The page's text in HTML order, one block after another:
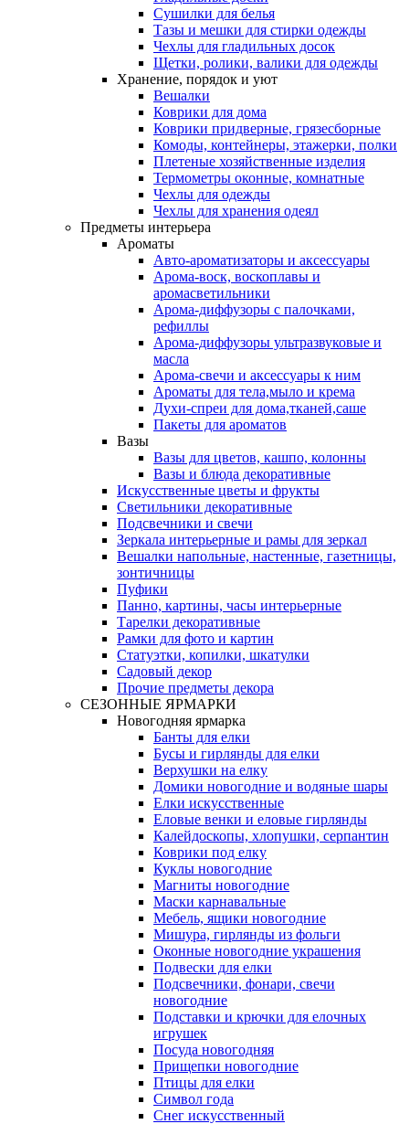
Сушилки для белья
Тазы и мешки для стирки одежды
Чехлы для гладильных досок
Щетки, ролики, валики для одежды
Хранение, порядок и уют
Вешалки
Коврики для дома
Коврики придверные, грязесборные
Комоды, контейнеры, этажерки, полки
Плетеные хозяйственные изделия
Термометры оконные, комнатные
Чехлы для одежды
Чехлы для хранения одеял
Предметы интерьера
Ароматы
Авто-ароматизаторы и аксессуары
Арома-воск, воскоплавы и
аромасветильники
Арома-диффузоры с палочками,
рефиллы
Арома-диффузоры ультразвуковые и
масла
Арома-свечи и аксессуары к ним
Ароматы для тела,мыло и крема
Духи-спреи для дома,тканей,саше
Пакеты для ароматов
Вазы
Вазы для цветов, кашпо, колонны
Вазы и блюда декоративные
Искусственные цветы и фрукты
Светильники декоративные
Подсвечники и свечи
Зеркала интерьерные и рамы для зеркал
Вешалки напольные, настенные, газетницы,
зонтичницы
Пуфики
Панно, картины, часы интерьерные
Тарелки декоративные
Рамки для фото и картин
Статуэтки, копилки, шкатулки
Садовый декор
Прочие предметы декора
СЕЗОННЫЕ ЯРМАРКИ
Новогодняя ярмарка
Банты для елки
Бусы и гирлянды для елки
Верхушки на елку
Домики новогодние и водяные шары
Елки искусственные
Еловые венки и еловые гирлянды
Калейдоскопы, хлопушки, серпантин
Коврики под елку
Куклы новогодние
Магниты новогодние
Маски карнавальные
Мебель, ящики новогодние
Мишура, гирлянды из фольги
Оконные новогодние украшения
Подвески для елки
Подсвечники, фонари, свечи
новогодние
Подставки и крючки для елочных
игрушек
Посуда новогодняя
Прищепки новогодние
Птицы для елки
Символ года
Снег искусственный